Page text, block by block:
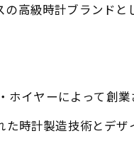
高級時計ブランドと
イヤーによって創業
時計製造技術とデザ